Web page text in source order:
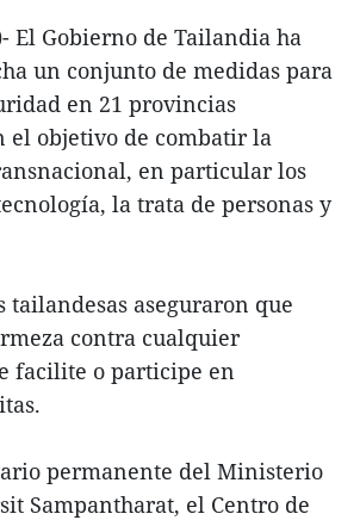
El Gobierno de Tailandia ha
un conjunto de medidas para
en 21 provincias
el objetivo de combatir la
en particular los
la trata de personas y
tailandesas aseguraron que
contra cualquier
facilite o participe en
permanente del Ministerio
Sampantharat, el Centro de